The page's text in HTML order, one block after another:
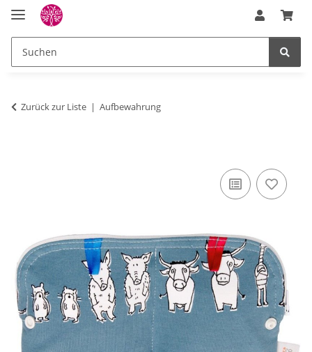
Zurück zur Liste Aufbewahrung